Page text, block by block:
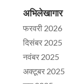
अभिलेखागार
फरवरी 2026
दिसंबर 2025
नवंबर 2025
अक्टूबर 2025